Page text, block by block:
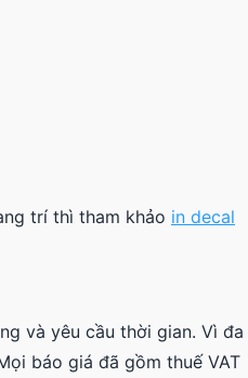
trí thì tham khảo in decal
và yêu cầu thời gian. Vì đa
báo giá đã gồm thuế VAT